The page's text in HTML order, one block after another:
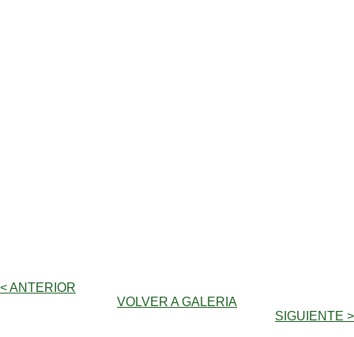
< ANTERIOR
VOLVER A GALERIA
SIGUIENTE >